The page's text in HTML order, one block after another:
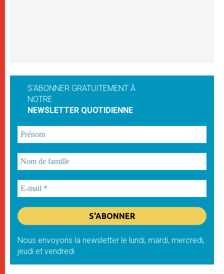
S'ABONNER GRATUITEMENT À
NOTRE
NEWSLETTER QUOTIDIENNE
Nous envoyons la newsletter le lundi, mardi, mercredi,
jeudi et vendredi